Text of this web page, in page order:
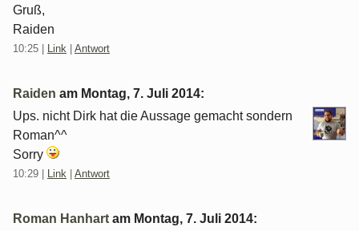
Gruß,
Raiden
10:25 Link Antwort
Raiden am Montag, 7. Juli 2014:
Ups. nicht Dirk hat die Aussage gemacht sondern
Roman^^
Sorry
10:29 Link Antwort
Roman Hanhart am Montag, 7. Juli 2014: